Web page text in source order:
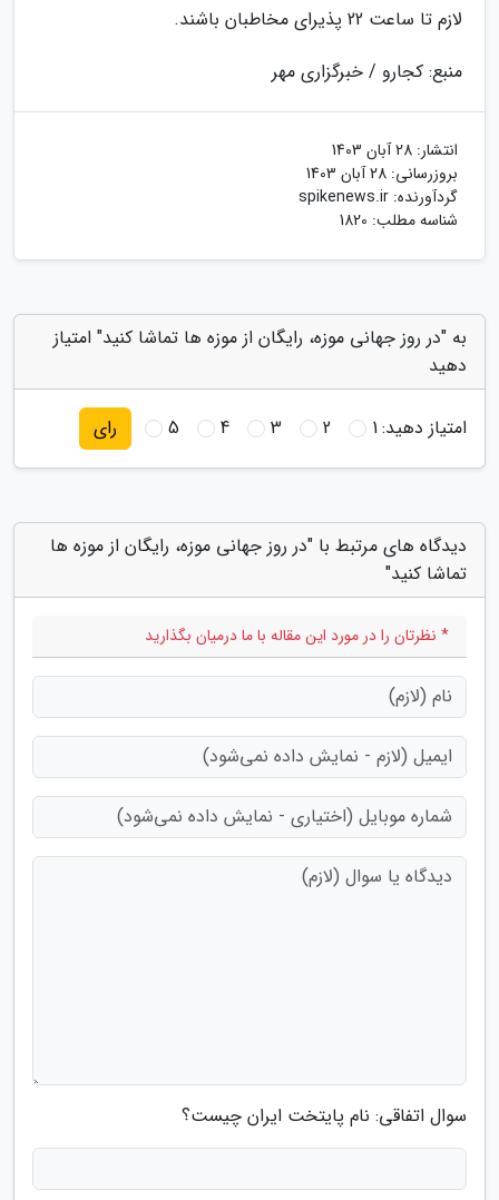
لازم تا ساعت 22 پذیرای مخاطبان باشند.
منبع: کجارو / خبرگزاری مهر
انتشار: 28 آبان 1403
بروزرسانی: 28 آبان 1403
گردآورنده: spikenews.ir
شناسه مطلب: 1820
به "در روز جهانی موزه، رایگان از موزه ها تماشا کنید" امتیاز
دهید
امتیاز دهید:1
2
3
4
5 رای
دیدگاه های مرتبط با "در روز جهانی موزه، رایگان از موزه ها
تماشا کنید"
* نظرتان را در مورد این مقاله با ما درمیان بگذارید
سوال اتفاقی: نام پایتخت ایران چیست؟